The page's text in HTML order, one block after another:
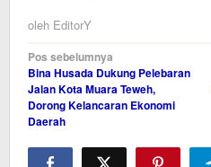
oleh EditorY
Navigasi
pos
Pos sebelumnya
Bina Husada Dukung Pelebaran
Jalan Kota Muara Teweh,
Dorong Kelancaran Ekonomi
Daerah